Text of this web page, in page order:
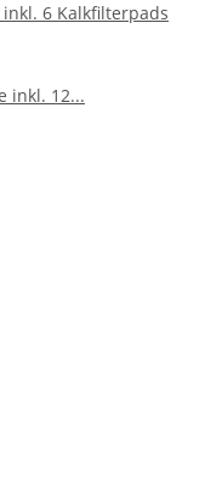
6 Kalkfilterpads